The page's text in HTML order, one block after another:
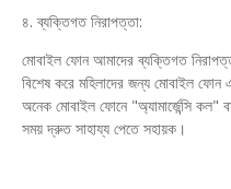
৪. ব্যক্তিগত নিরাপত্তা:
মোবাইল ফোন আমাদের ব্যক্তিগত
বিশেষ করে মহিলাদের জন্য মোবাইল ফোন
অনেক মোবাইল ফোনে "অ্যামার্জেন্সি কল"
সময় দ্রুত সাহায্য পেতে সহায়ক।